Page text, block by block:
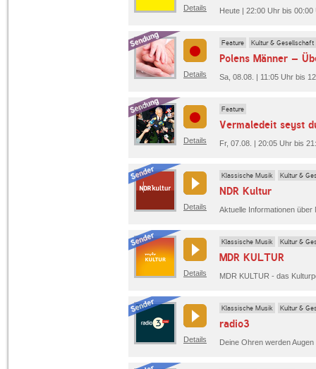
Details Heute | 22:00 Uhr bis 00:00
Details
Feature Kultur & Gesellschaft
Polens Männer –
Sa, 08.08. | 11:05 Uhr bis
Details
Feature
Vermaledeit seyst
Fr, 07.08. | 20:05 Uhr bis
Details
Klassische Musik Kultur &
NDR Kultur
Details
Klassische Musik Kultur &
MDR KULTUR
MDR KULTUR - das
Details
Klassische Musik Kultur &
radio3